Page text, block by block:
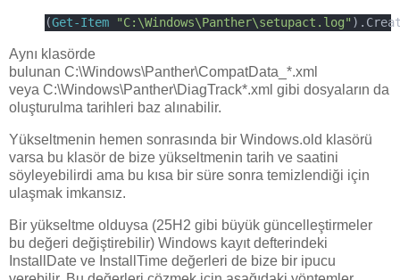
(Get-Item "C:\Windows\Panther\setupact.log"
Aynı klasörde
bulunan C:\Windows\Panther\CompatData_*.xml
veya C:\Windows\Panther\DiagTrack*.xml gibi dosyaların da
oluşturulma tarihleri baz alınabilir.
Yükseltmenin hemen sonrasında bir Windows.old klasörü
varsa bu klasör de bize yükseltmenin tarih ve saatini
söyleyebilirdi ama bu kısa bir süre sonra temizlendiği için
ulaşmak imkansız.
Bir yükseltme olduysa (25H2 gibi büyük güncelleştirmeler
bu değeri değiştirebilir) Windows kayıt defterindeki
InstallDate ve InstallTime değerleri de bize bir ipucu